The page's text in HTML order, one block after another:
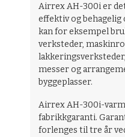
Airrex AH-300i er
effektiv og
kan for eksempel
verksteder,
messer og
byggeplasser.
Airrex AH-300i-
fabrikkgaranti.
forlenges til tre år